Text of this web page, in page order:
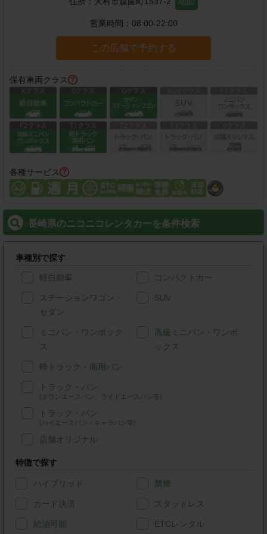
営業時間： 08:00-22:00
この店舗で予約する
保有車両クラス
各種サービス
長崎県のニコニコレンタカーを条件検索
車種別で探す
軽自動車 コンパクトカー
ステーションワゴン・
セダン
SUV
ミニバン・ワンボック
ス
高級ミニバン・ワンボ
ックス
軽トラック・商用バン
トラック・バン
(タウンエースバン、ライトエースバン等)
トラック・バン
(ハイエースバン・キャラバン等)
店舗オリジナル
特徴で探す
ハイブリッド 禁煙
カード決済 スタッドレス
給油可能 ETCレンタル